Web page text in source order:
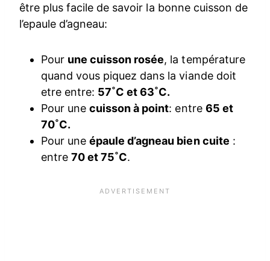
être plus facile de savoir la bonne cuisson de
l’epaule d’agneau:
Pour une cuisson rosée, la température
quand vous piquez dans la viande doit
etre entre: 57˚C et 63˚C.
Pour unecuisson à point: entre 65 et
70˚C.
Pour uneépaule d’agneau bien cuite :
entre70 et 75˚C.